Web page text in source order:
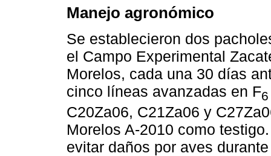
Manejo agronómico
Se establecieron dos
el Campo Experimental
Morelos, cada una 30 días
cinco líneas avanzadas en F6
C20Za06, C21Za06 y
Morelos A-2010 como
evitar daños por aves